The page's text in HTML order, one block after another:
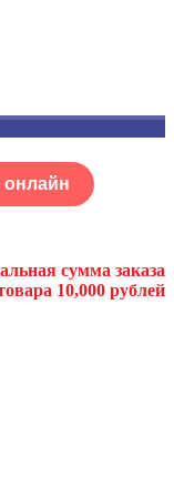
онлайн
сумма заказа
10,000 рублей